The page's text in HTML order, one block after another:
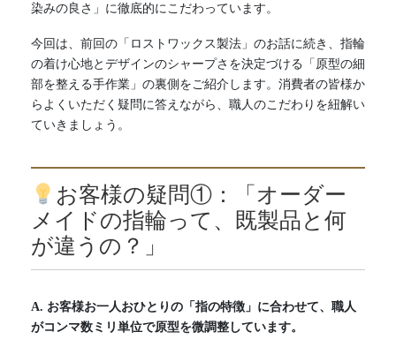
染みの良さ」に徹底的にこだわっています。
今回は、前回の「ロストワックス製法」のお話に続き、指輪
の着け心地とデザインのシャープさを決定づける「原型の細
部を整える手作業」の裏側をご紹介します。消費者の皆様か
らよくいただく疑問に答えながら、職人のこだわりを紐解い
ていきましょう。
お客様の疑問①：「オーダー
メイドの指輪って、既製品と何
が違うの？」
A. お客様お一人おひとりの「指の特徴」に合わせて、職人
がコンマ数ミリ単位で原型を微調整しています。